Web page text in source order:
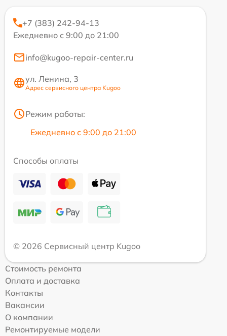
+7 (383) 242-94-13
Ежедневно с 9:00 до 21:00
info@kugoo-repair-center.ru
ул. Ленина, 3
Адрес сервисного центра Kugoo
Режим работы:
Ежедневно с 9:00 до 21:00
Способы оплаты
© 2026 Сервисный центр Kugoo
Стоимость ремонта
Оплата и доставка
Контакты
Вакансии
О компании
Ремонтируемые модели